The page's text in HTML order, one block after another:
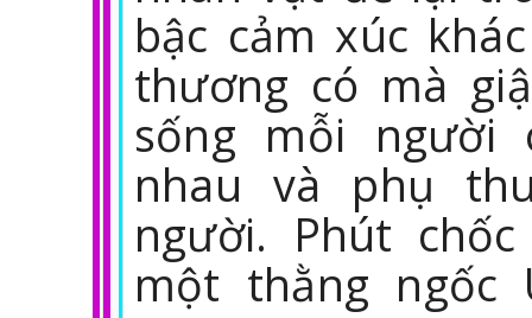
bậc cảm xúc
thương có mà
sống mỗi người
nhau và phụ
người. Phút
một thằng ngốc